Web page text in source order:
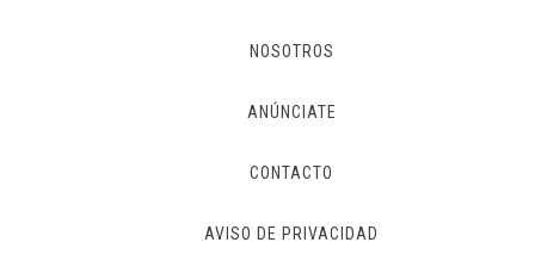
NOSOTROS
ANÚNCIATE
CONTACTO
AVISO DE PRIVACIDAD